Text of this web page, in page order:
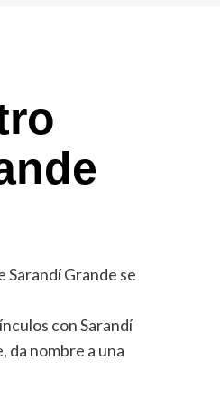
Sarandí Grande se
con Sarandí
da nombre a una